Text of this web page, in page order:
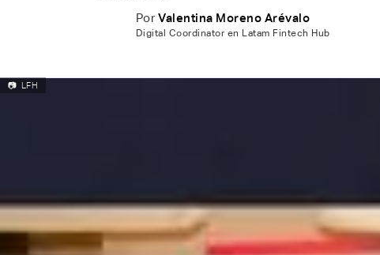
Por Valentina Moreno Arévalo
Digital Coordinator en Latam Fintech Hub
📷 LFH